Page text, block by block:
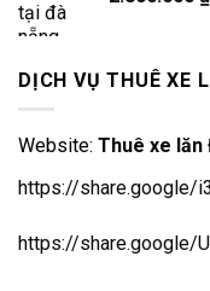
DỊCH VỤ THUÊ XE
Website: Thuê xe lăn
https://share.google/
https://share.google/